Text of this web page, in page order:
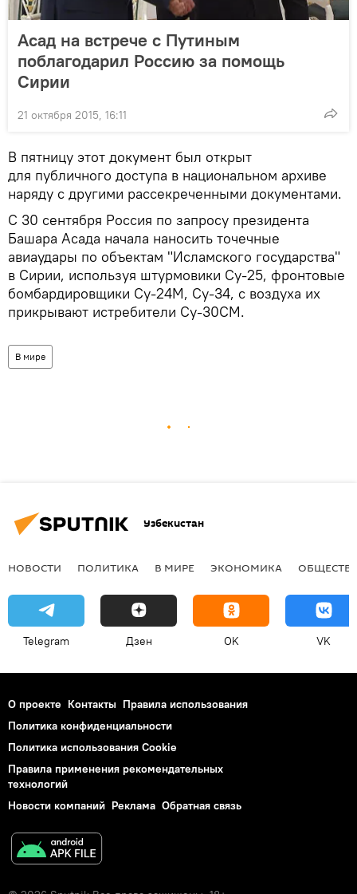
Асад на встрече с Путиным
поблагодарил Россию за помощь
Сирии
21 октября 2015, 16:11
В пятницу этот документ был открыт
для публичного доступа в национальном архиве
наряду с другими рассекреченными документами.
С 30 сентября Россия по запросу президента
Башара Асада начала наносить точечные
авиаудары по объектам "Исламского государства"
в Сирии, используя штурмовики Су-25, фронтовые
бомбардировщики Су-24М, Су-34, с воздуха их
прикрывают истребители Су-30СМ.
В мире
Узбекистан
НОВОСТИ ПОЛИТИКА В МИРЕ ЭКОНОМИКА
Telegram Дзен OK VK
О проекте Контакты Правила использования
Политика конфиденциальности
Политика использования Cookie
Правила применения рекомендательных
технологий
Новости компаний Реклама Обратная связь